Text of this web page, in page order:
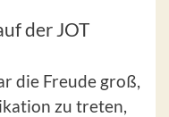
der JOT
die Freude groß,
zu treten,